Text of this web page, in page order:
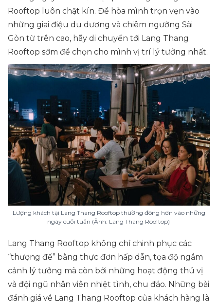
Rooftop luôn chật kín. Để hòa mình trọn vẹn vào
những giai điệu du dương và chiêm ngưỡng Sài
Gòn từ trên cao, hãy di chuyển tới Lang Thang
Rooftop sớm để chọn cho mình vị trí lý tưởng nhất.
Lượng khách tại Lang Thang Rooftop thường đông hơn vào những
ngày cuối tuần (Ảnh: Lang Thang Rooftop)
Lang Thang Rooftop không chỉ chinh phục các
“thượng đế” bằng thực đơn hấp dẫn, tọa độ ngắm
cảnh lý tưởng mà còn bởi những hoạt động thú vị
và đội ngũ nhân viên nhiệt tình, chu đáo. Những bài
đánh giá về Lang Thang Rooftop của khách hàng là